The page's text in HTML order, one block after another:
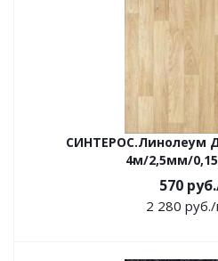
СИНТЕРОС.Линолеум
4м/2,5мм/
570руб.
2 280 руб./